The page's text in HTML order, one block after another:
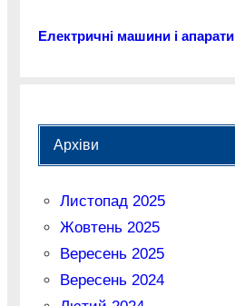
Електричні машини і апарати
Архіви
Листопад 2025
Жовтень 2025
Вересень 2025
Вересень 2024